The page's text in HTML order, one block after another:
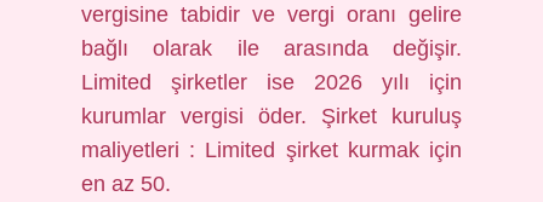
vergisine tabidir ve vergi oranı gelire
bağlı olarak ile arasında değişir.
Limited şirketler ise 2026 yılı için
kurumlar vergisi öder. Şirket kuruluş
maliyetleri : Limited şirket kurmak için
en az 50.